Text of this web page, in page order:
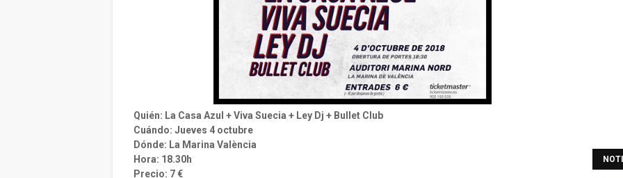
Quién: La Casa Azul + Viva Suecia + Ley Dj + Bullet Club
Cuándo: Jueves 4 octubre
Dónde: La Marina València
Hora: 18.30h
Precio: 7 €